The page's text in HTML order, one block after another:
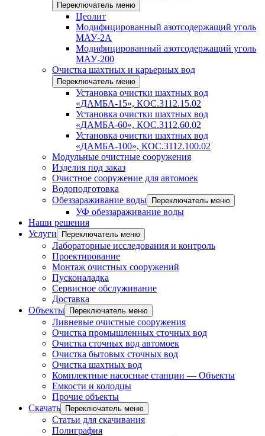
Переключатель меню
Цеолит
Модифицированный азотсодержащий уголь
МАУ-2А
Модифицированный азотсодержащий уголь
МАУ-200
Очистка шахтных и карьерных вод
Переключатель меню
Установка очистки шахтных вод
«ДАМБА-15», КОС.3112.15.02
Установка очистки шахтных вод
«ДАМБА-60», КОС.3112.60.02
Установка очистки шахтных вод
«ДАМБА-100», КОС.3112.100.02
Модульные очистные сооружения
Изделия под заказ
Очистное сооружение для автомоек
Водоподготовка
Обеззараживание воды
Переключатель меню
УФ обеззараживание воды
Наши решения
Услуги
Переключатель меню
Лабораторные исследования и контроль
Проектирование
Монтаж очистных сооружений
Пусконаладка
Сервисное обслуживание
Доставка
Объекты
Переключатель меню
Ливневые очистные сооружения
Очистка промышленных сточных вод
Очистка сточных вод автомоек
Очистка бытовых сточных вод
Очистка шахтных вод
Комплектные насосные станции — Объекты
Емкости и колодцы
Прочие объекты
Скачать
Переключатель меню
Статьи для скачивания
Полиграфия